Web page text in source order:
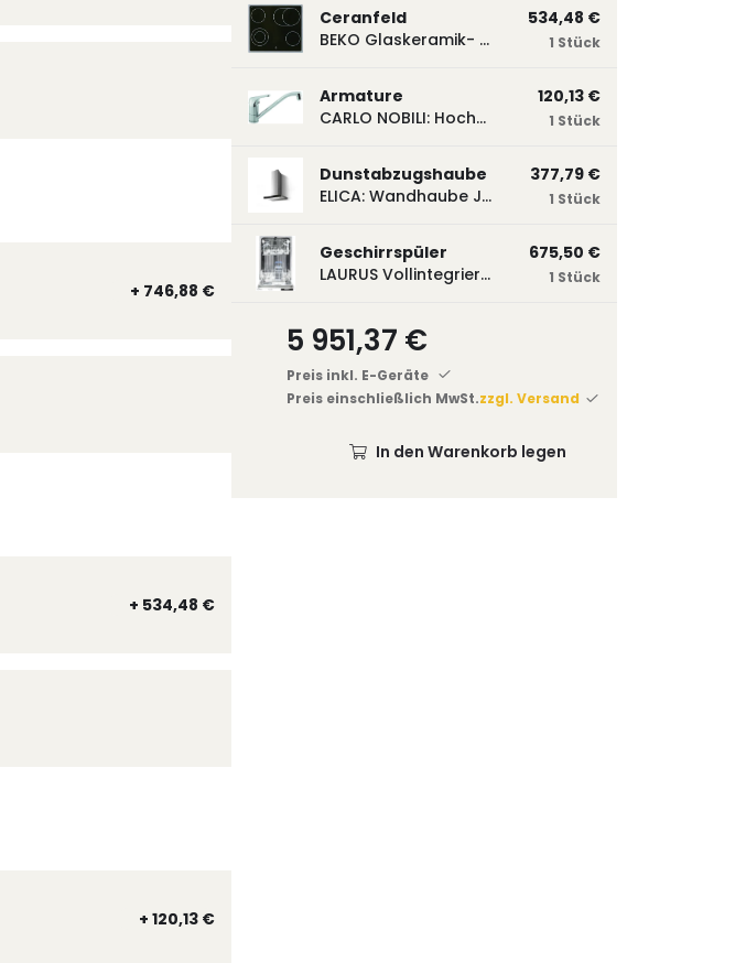
+ 746,88 €
+ 534,48 €
+ 120,13 €
Ceranfeld
BEKO Glaskeramik- Strahlungskochfeld EH 9641 XHN, herdgebunden EH9641XHN
534,48 €
1 Stück
Armature
CARLO NOBILI: Hochdruck- Einhebelmischbatterie Blue, Mischbatterie verchromt 17770
120,13 €
1 Stück
Dunstabzugshaube
ELICA: Wandhaube JOYE 60-A,600 mm breit Edelstahl JOYE60A
377,79 €
1 Stück
Geschirrspüler
LAURUS Vollintegrierter Geschirrspüler LSV45-3, 450 mm breit, 3 Programme LSV45-3
675,50 €
1 Stück
5 951,37 €
Preis inkl. E-Geräte
Preis einschließlich MwSt.zzgl. Versand
In den Warenkorb legen